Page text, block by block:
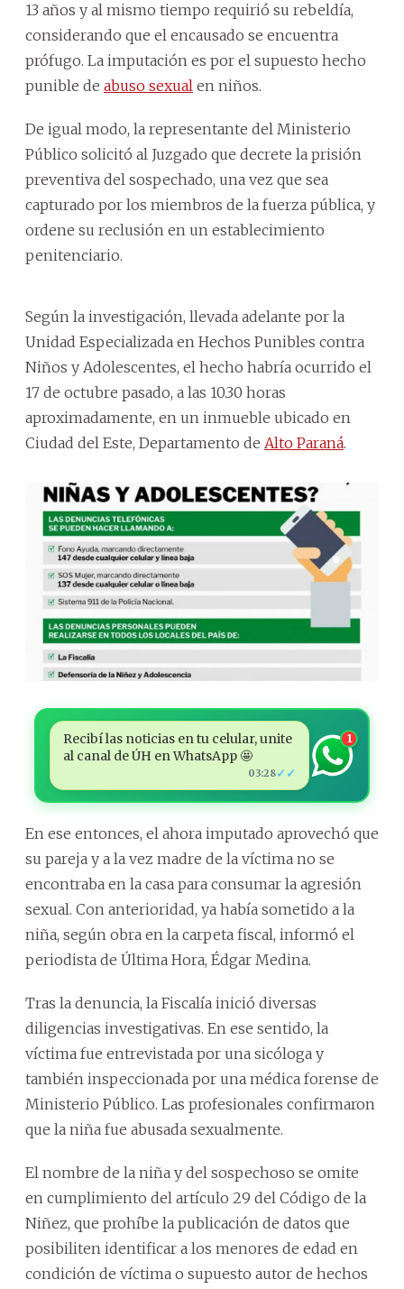
13 años y al mismo tiempo requirió su rebeldía,
considerando que el encausado se encuentra
prófugo. La imputación es por el supuesto hecho
punible de abuso sexual en niños.
De igual modo, la representante del Ministerio
Público solicitó al Juzgado que decrete la prisión
preventiva del sospechado, una vez que sea
capturado por los miembros de la fuerza pública, y
ordene su reclusión en un establecimiento
penitenciario.
Según la investigación, llevada adelante por la
Unidad Especializada en Hechos Punibles contra
Niños y Adolescentes, el hecho habría ocurrido el
17 de octubre pasado, a las 10.30 horas
aproximadamente, en un inmueble ubicado en
Ciudad del Este, Departamento de Alto Paraná.
Recibí las noticias en tu celular, unite
al canal de ÚH en WhatsApp 🤩
03:28✓✓
1
En ese entonces, el ahora imputado aprovechó que
su pareja y a la vez madre de la víctima no se
encontraba en la casa para consumar la agresión
sexual. Con anterioridad, ya había sometido a la
niña, según obra en la carpeta fiscal, informó el
periodista de Última Hora, Édgar Medina.
Tras la denuncia, la Fiscalía inició diversas
diligencias investigativas. En ese sentido, la
víctima fue entrevistada por una sicóloga y
también inspeccionada por una médica forense de
Ministerio Público. Las profesionales confirmaron
que la niña fue abusada sexualmente.
El nombre de la niña y del sospechoso se omite
en cumplimiento del artículo 29 del Código de la
Niñez, que prohíbe la publicación de datos que
posibiliten identificar a los menores de edad en
condición de víctima o supuesto autor de hechos